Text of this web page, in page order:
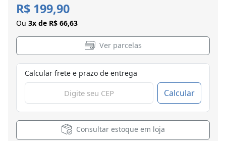
R$ 199,90
Ou 3x de R$ 66,63
Ver parcelas
Calcular frete e prazo de entrega
Calcular
Consultar estoque em loja